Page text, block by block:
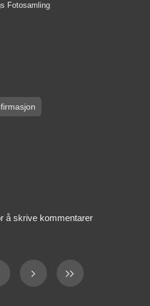
Fotosamling
å skrive kommentarer